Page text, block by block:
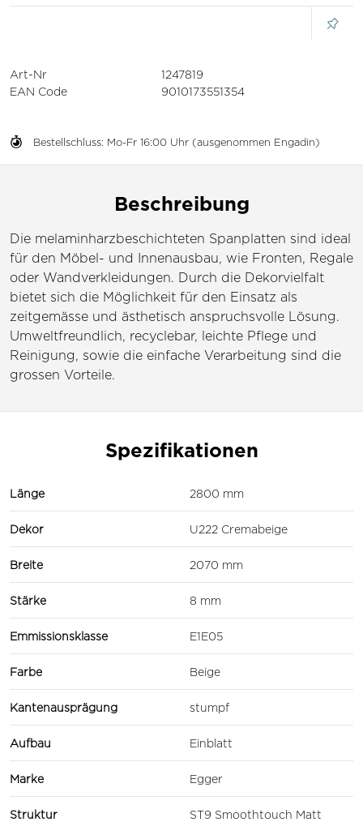
Bestellschluss: Mo-Fr 16:00 Uhr (ausgenommen Engadin)
Art-Nr
1247819
EAN Code
9010173551354
Beschreibung
Die melaminharzbeschichteten Spanplatten sind ideal
für den Möbel- und Innenausbau, wie Fronten, Regale
oder Wandverkleidungen. Durch die Dekorvielfalt
bietet sich die Möglichkeit für den Einsatz als
zeitgemässe und ästhetisch anspruchsvolle Lösung.
Umweltfreundlich, recyclebar, leichte Pflege und
Reinigung, sowie die einfache Verarbeitung sind die
grossen Vorteile.
Spezifikationen
Länge 2800 mm
Dekor U222 Cremabeige
Breite 2070 mm
Stärke 8 mm
Emmissionsklasse E1E05
Farbe Beige
Kantenausprägung stumpf
Aufbau Einblatt
Marke Egger
Struktur ST9 Smoothtouch Matt